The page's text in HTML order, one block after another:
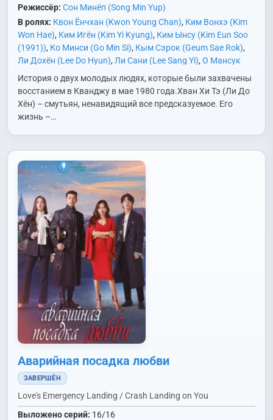
Режиссёр: Сон Минёп (Song Min Yup)
В ролях: Квон Ёнчхан (Kwon Young Chan), Ким Вонхэ (Kim
Won Hae), Ким Игён (Kim Yi Kyung), Ким Ынсу (Kim Eun Soo
(1991)), Ко Минси (Go Min Si), Кым Сэрок (Geum Sae Rok),
Ли Дохён (Lee Do Hyun), Ли Сани (Lee Sang Yi), О Мансук
(Oh Man Suk)
Пак Сехён (Park Se
Hyun)
Сим Иён (Shim Yi Young) ,Хван Ёнхи (Hwang Young
Hee)
История о двух молодых людях, которые были захвачены
восстанием в Кванджу в мае 1980 года.Хван Хи Тэ (Ли До
Хён) – смутьян, ненавидящий все предсказуемое. Его
жизнь –…
Аварийная посадка любви
ЗАВЕРШЁН
Love's Emergency Landing / Crash Landing on You
Выложено серий: 16/16